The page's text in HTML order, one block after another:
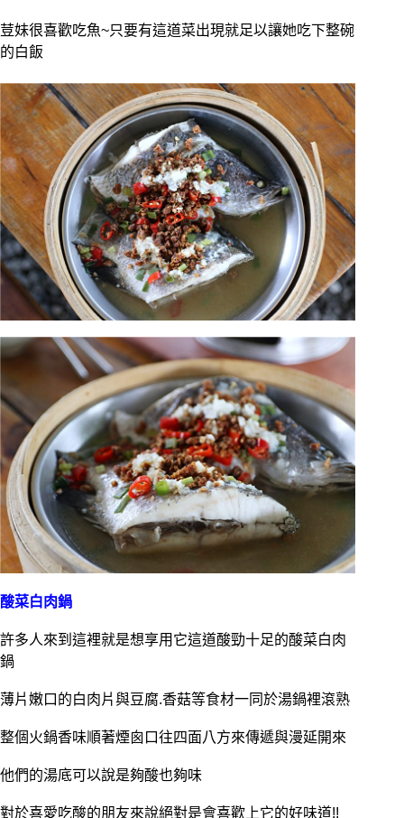
荳妹很喜歡吃魚~只要有這道菜出現就足以讓她吃下整碗
的白飯
酸菜白肉鍋
許多人來到這裡就是想享用它這道酸勁十足的酸菜白肉
鍋
薄片嫩口的白肉片與豆腐.香菇等食材一同於湯鍋裡滾熟
整個火鍋香味順著煙囪口往四面八方來傳遞與漫延開來
他們的湯底可以說是夠酸也夠味
對於喜愛吃酸的朋友來說絕對是會喜歡上它的好味道!!